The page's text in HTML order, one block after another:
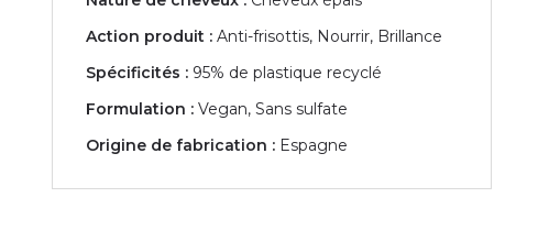
Action produit : Anti-frisottis, Nourrir, Brillance
Spécificités : 95% de plastique recyclé
Formulation : Vegan, Sans sulfate
Origine de fabrication : Espagne